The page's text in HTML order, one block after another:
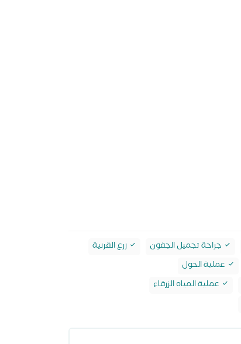
جراحة تجميل الجفون
زرع القرنية
عملية الحول
عملية المياه الزرقاء